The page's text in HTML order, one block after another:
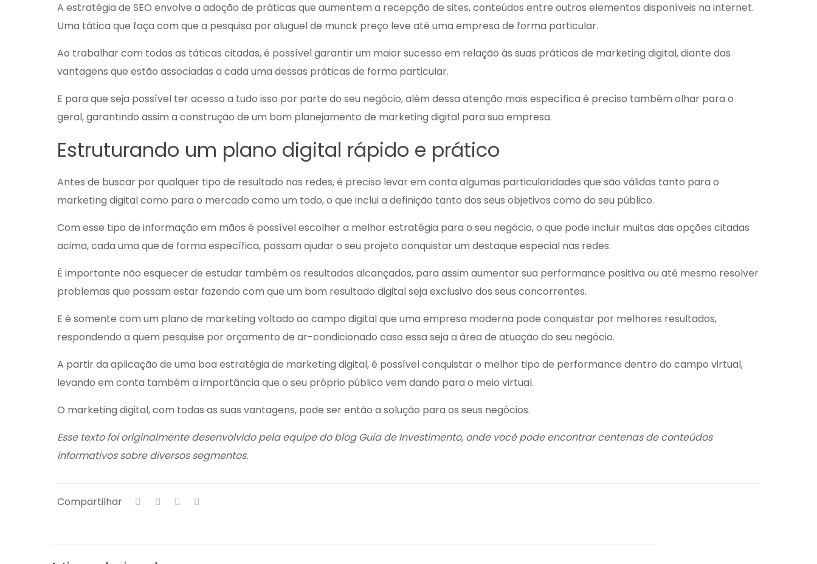
A estratégia de SEO envolve a adoção de práticas que aumentem a recepção de sites, conteúdos entre outros elementos disponíveis na internet.
Uma tática que faça com que a pesquisa poraluguel de munck preço leve até uma empresa de forma particular.
Ao trabalhar com todas as táticas citadas, é possível garantir um maior sucesso em relação às suas práticas de marketing digital, diante das
vantagens que estão associadas a cada uma dessas práticas de forma particular.
E para que seja possível ter acesso a tudo isso por parte do seu negócio, além dessa atenção mais específica é preciso também olhar para o
geral, garantindo assim a construção de um bom planejamento de marketing digital para sua empresa.
Estruturando um plano digital rápido e prático
Antes de buscar por qualquer tipo de resultado nas redes, é preciso levar em conta algumas particularidades que são válidas tanto para o
marketing digital como para o mercado como um todo, o que inclui a definição tanto dos seus objetivos como do seu público.
Com esse tipo de informação em mãos é possível escolher a melhor estratégia para o seu negócio, o que pode incluir muitas das opções citadas
acima, cada uma que de forma específica, possam ajudar o seu projeto conquistar um destaque especial nas redes.
É importante não esquecer de estudar também os resultados alcançados, para assim aumentar sua performance positiva ou até mesmo resolver
problemas que possam estar fazendo com que um bom resultado digital seja exclusivo dos seus concorrentes.
E é somente com um plano de marketing voltado ao campo digital que uma empresa moderna pode conquistar por melhores resultados,
respondendo a quem pesquise pororçamento de ar-condicionado caso essa seja a área de atuação do seu negócio.
A partir da aplicação de uma boa estratégia de marketing digital, é possível conquistar o melhor tipo de performance dentro do campo virtual,
levando em conta também a importância que o seu próprio público vem dando para o meio virtual.
O marketing digital, com todas as suas vantagens, pode ser então a solução para os seus negócios.
Esse texto foi originalmente desenvolvido pela equipe do blog Guia de Investimento, onde você pode encontrar centenas de conteúdos
informativos sobre diversos segmentos.
Compartilhar